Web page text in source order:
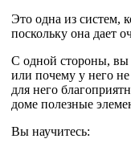
Это одна из систем,
поскольку она дает
С одной стороны, вы
или почему у него
для него
доме полезные
Вы научитесь: